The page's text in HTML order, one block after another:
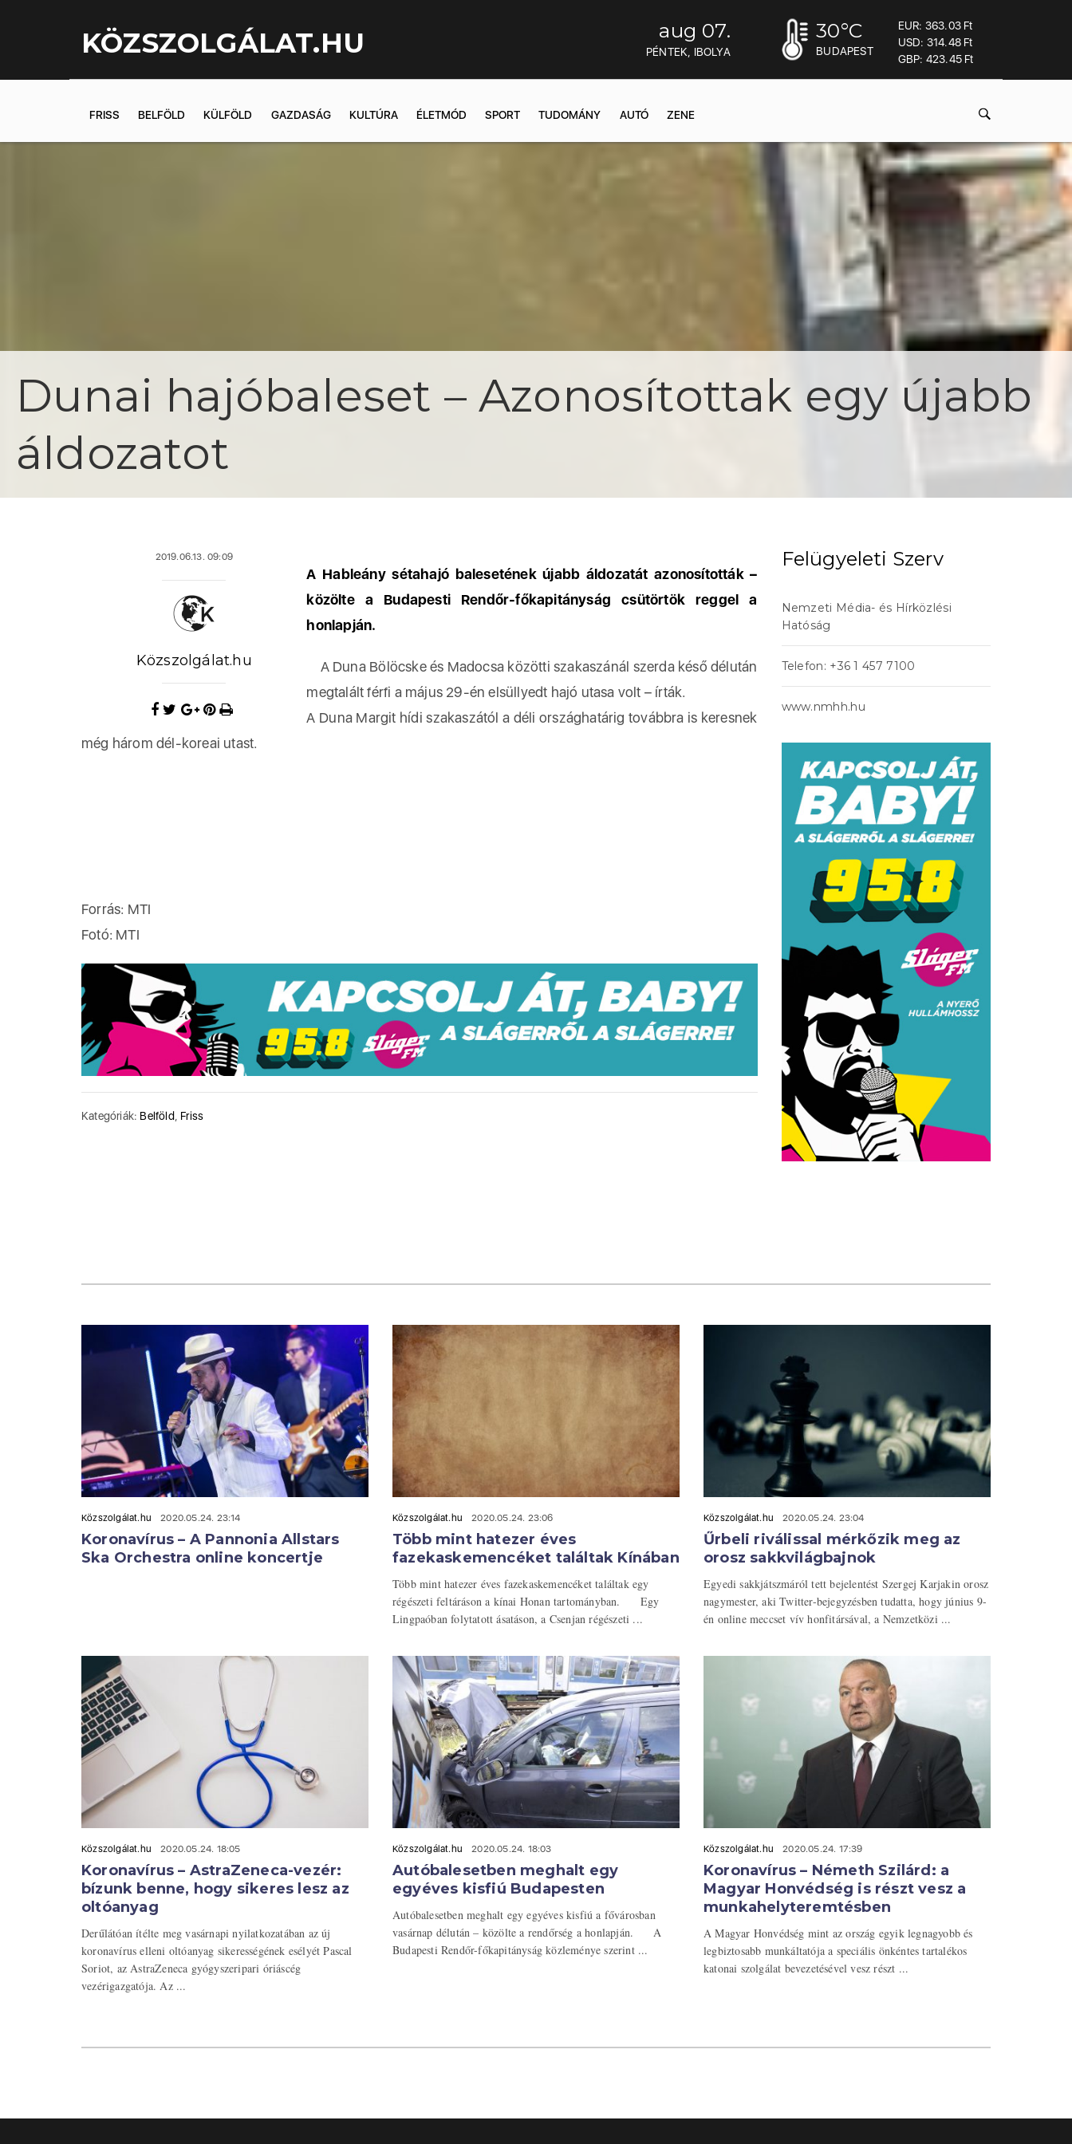
KÖZSZOLGÁLAT.HU aug 07.
PÉNTEK, IBOLYA
30°C
BUDAPEST
EUR: 363.03 Ft
USD: 314.48 Ft
GBP: 423.45 Ft
FRISS BELFÖLD KÜLFÖLD GAZDASÁG KULTÚRA ÉLETMÓD SPORT TUDOMÁNY AUTÓ ZENE
Dunai hajóbaleset – Azonosítottak egy újabb
áldozatot
2019.06.13. 09:09
Közszolgálat.hu
A Hableány sétahajó balesetének újabb áldozatát azonosították –
közölte a Budapesti Rendőr-főkapitányság csütörtök reggel a
honlapján.
A Duna Bölöcske és Madocsa közötti szakaszánál szerda késő délután
megtalált férfi a május 29-én elsüllyedt hajó utasa volt – írták.
A Duna Margit hídi szakaszától a déli országhatárig továbbra is keresnek
még három dél-koreai utast.
Forrás: MTI
Fotó: MTI
Kategóriák: Belföld, Friss
Felügyeleti Szerv
Nemzeti Média- és Hírközlési
Hatóság
Telefon: +36 1 457 7100
www.nmhh.hu
Közszolgálat.hu 2020.05.24. 23:14
Koronavírus – A Pannonia Allstars
Ska Orchestra online koncertje
Közszolgálat.hu 2020.05.24. 23:06
Több mint hatezer éves
fazekaskemencéket találtak Kínában
Több mint hatezer éves fazekaskemencéket találtak egy
régészeti feltáráson a kínai Honan tartományban. Egy
Lingpaóban folytatott ásatáson, a Csenjan régészeti ...
Közszolgálat.hu 2020.05.24. 23:04
Űrbeli riválissal mérkőzik meg az
orosz sakkvilágbajnok
Egyedi sakkjátszmáról tett bejelentést Szergej Karjakin orosz
nagymester, aki Twitter-bejegyzésben tudatta, hogy június 9-
én online meccset vív honfitársával, a Nemzetközi ...
Közszolgálat.hu 2020.05.24. 18:05
Koronavírus – AstraZeneca-vezér:
bízunk benne, hogy sikeres lesz az
oltóanyag
Derűlátóan ítélte meg vasárnapi nyilatkozatában az új
koronavírus elleni oltóanyag sikerességének esélyét Pascal
Soriot, az AstraZeneca gyógyszeripari óriáscég
vezérigazgatója. Az ...
Közszolgálat.hu 2020.05.24. 18:03
Autóbalesetben meghalt egy
egyéves kisfiú Budapesten
Autóbalesetben meghalt egy egyéves kisfiú a fővárosban
vasárnap délután – közölte a rendőrség a honlapján. A
Budapesti Rendőr-főkapitányság közleménye szerint ...
Közszolgálat.hu 2020.05.24. 17:39
Koronavírus – Németh Szilárd: a
Magyar Honvédség is részt vesz a
munkahelyteremtésben
A Magyar Honvédség mint az ország egyik legnagyobb és
legbiztosabb munkáltatója a speciális önkéntes tartalékos
katonai szolgálat bevezetésével vesz részt ...